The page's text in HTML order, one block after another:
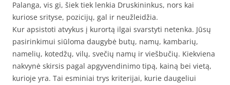
Palanga, vis gi, šiek tiek lenkia Druskininkus, nors kai
kuriose srityse, pozicijų, gal ir neužleidžia.
Kur apsistoti atvykus į kurortą ilgai svarstyti netenka. Jūsų
pasirinkimui siūloma daugybė butų, namų, kambarių,
namelių, kotedžų, vilų, svečių namų ir viešbučių. Kiekviena
nakvynė skirsis pagal apgyvendinimo tipą, kainą bei vietą,
kurioje yra. Tai esminiai trys kriterijai, kurie daugeliui